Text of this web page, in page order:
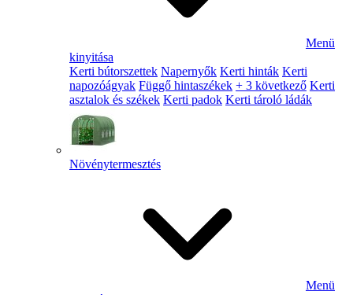
Menü
kinyitása
Kerti bútorszettek Napernyők Kerti hinták Kerti
napozóágyak Függő hintaszékek + 3 következő Kerti
asztalok és székek Kerti padok Kerti tároló ládák
Növénytermesztés
Menü